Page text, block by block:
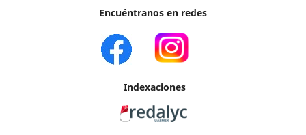
Encuéntranos en redes
Indexaciones